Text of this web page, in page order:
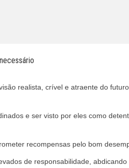
realista, crível e atraente do
e ser visto por eles como
recompensas pelo bom
de responsabilidade,